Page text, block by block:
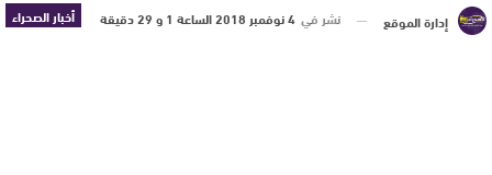
أخبار الصحراء إدارة الموقع نشر في 4 نوفمبر 2018 الساعة 1 و 29 دقيقة